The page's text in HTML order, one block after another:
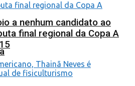
a nenhum candidato ao
final regional da Copa A